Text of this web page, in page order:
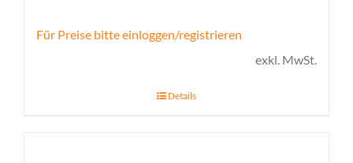
Für Preise bitte einloggen/registrieren
exkl. MwSt.
Details